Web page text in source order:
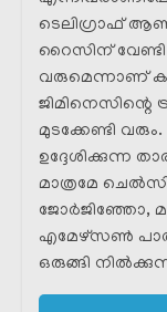
ടെലിഗ്രാഫ്
റൈസിന് വേണ്ടി
വരുമെന്നാണ്
ജിമിനെസിന്റെ
മുടക്കേണ്ടി
ഉദ്ദേശിക്കുന്ന
മാത്രമേ
എമേഴ്‌സൺ
ഒരുങ്ങി